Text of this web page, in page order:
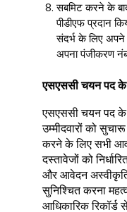
सबमिट करने के
पीडीएफ प्रदान
संदर्भ के लिए
अपना पंजीकरण
एसएससी चयन पद
एसएससी चयन पद
उम्मीदवारों को
करने के लिए सभी
दस्तावेजों को
और आवेदन
सुनिश्चित करना
आधिकारिक रिकॉर्ड